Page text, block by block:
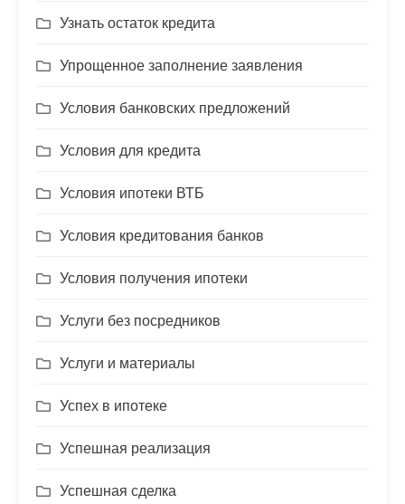
Узнать остаток кредита
Упрощенное заполнение заявления
Условия банковских предложений
Условия для кредита
Условия ипотеки ВТБ
Условия кредитования банков
Условия получения ипотеки
Услуги без посредников
Услуги и материалы
Успех в ипотеке
Успешная реализация
Успешная сделка